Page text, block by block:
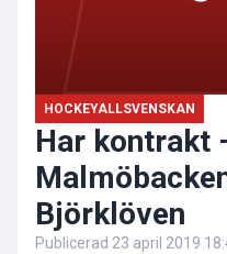
HOCKEYALLSVENSKAN
Har kontrakt
Björklöven
Publicerad 23 april 2019